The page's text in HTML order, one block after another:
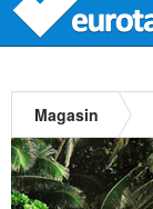
Magasin